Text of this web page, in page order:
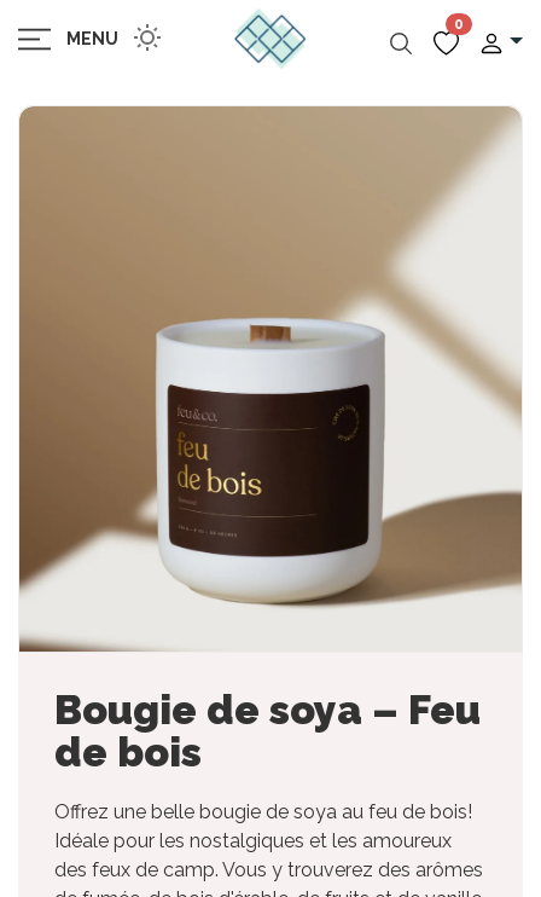
MENU
0
Bougie de soya – Feu
de bois
Offrez une belle bougie de soya au feu de bois!
Idéale pour les nostalgiques et les amoureux
des feux de camp. Vous y trouverez des arômes